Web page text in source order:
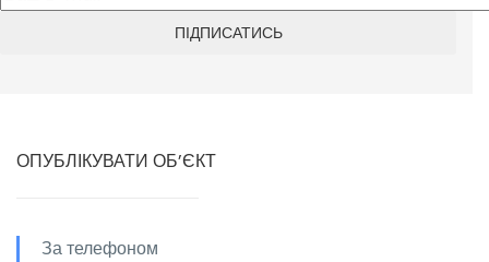
ОПУБЛІКУВАТИ ОБ’ЄКТ
За телефоном